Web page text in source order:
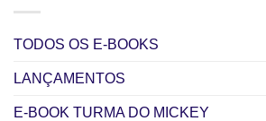
TODOS OS E-BOOKS
LANÇAMENTOS
E-BOOK TURMA DO MICKEY